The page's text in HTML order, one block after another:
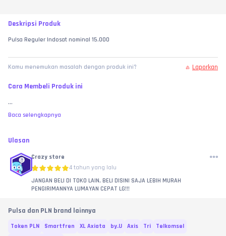
Deskripsi Produk
Pulsa Reguler Indosat nominal 15.000
Kamu menemukan masalah dengan produk ini? Laporkan
Cara Membeli Produk ini
...
Baca selengkapnya
Ulasan
Crazy store
4 tahun yang lalu
JANGAN BELI DI TOKO LAIN, BELI DISINI SAJA LEBIH MURAH
PENGIRIMANNYA LUMAYAN CEPAT LG!!!
Pulsa dan PLN brand lainnya
Token PLN Smartfren XL Axiata by.U Axis Tri
Telkomsel